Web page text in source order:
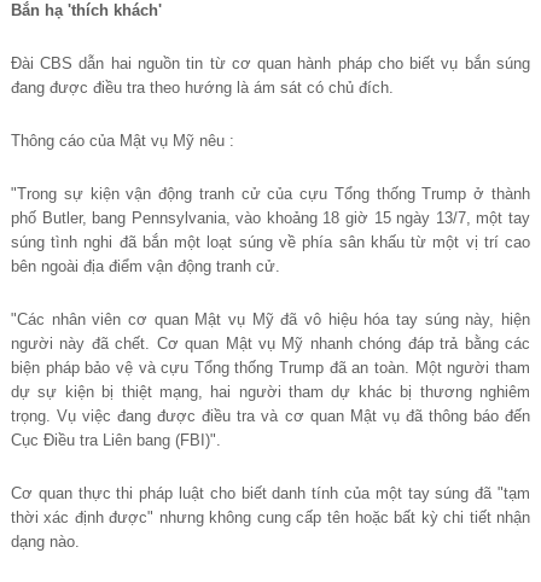
Bắn hạ 'thích khách'
Đài CBS dẫn hai nguồn tin từ cơ quan hành pháp cho biết vụ bắn súng
đang được điều tra theo hướng là ám sát có chủ đích.
Thông cáo của Mật vụ Mỹ nêu :
"Trong sự kiện vận động tranh cử của cựu Tổng thống Trump ở thành
phố Butler, bang Pennsylvania, vào khoảng 18 giờ 15 ngày 13/7, một tay
súng tình nghi đã bắn một loạt súng về phía sân khấu từ một vị trí cao
bên ngoài địa điểm vận động tranh cử.
"Các nhân viên cơ quan Mật vụ Mỹ đã vô hiệu hóa tay súng này, hiện
người này đã chết. Cơ quan Mật vụ Mỹ nhanh chóng đáp trả bằng các
biện pháp bảo vệ và cựu Tổng thống Trump đã an toàn. Một người tham
dự sự kiện bị thiệt mạng, hai người tham dự khác bị thương nghiêm
trọng. Vụ việc đang được điều tra và cơ quan Mật vụ đã thông báo đến
Cục Điều tra Liên bang (FBI)".
Cơ quan thực thi pháp luật cho biết danh tính của một tay súng đã "tạm
thời xác định được" nhưng không cung cấp tên hoặc bất kỳ chi tiết nhận
dạng nào.